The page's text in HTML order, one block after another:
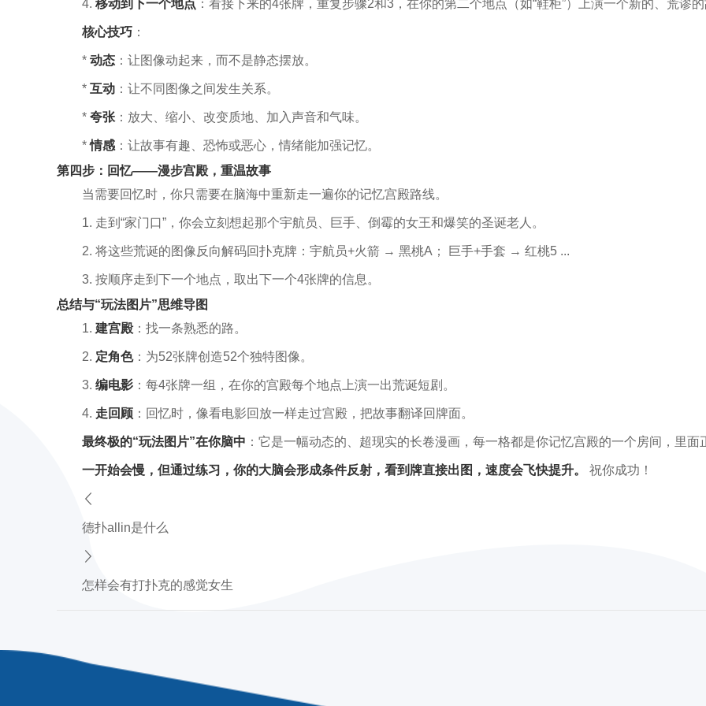
4. 移动到下一个地点 ：看接下来的4张牌，重复步骤2和3，在你的第二个地点（如“鞋柜”）上演一个新的、荒谬
核心技巧 ：
* 动态 ：让图像动起来，而不是静态摆放。
* 互动 ：让不同图像之间发生关系。
* 夸张 ：放大、缩小、改变质地、加入声音和气味。
*情感 ：让故事有趣、恐怖或恶心，情绪能加强记忆。
第四步：回忆——漫步宫殿，重温故事
当需要回忆时，你只需要在脑海中重新走一遍你的记忆宫殿路线。
1. 走到“家门口”，你会立刻想起那个宇航员、巨手、倒霉的女王和爆笑的圣诞老人。
2. 将这些荒诞的图像反向解码回扑克牌：宇航员+火箭 → 黑桃A； 巨手+手套 → 红桃5 ...
3. 按顺序走到下一个地点，取出下一个4张牌的信息。
总结与“玩法图片”思维导图
1. 建宫殿：找一条熟悉的路。
2. 定角色：为52张牌创造52个独特图像。
3. 编电影 ：每4张牌一组，在你的宫殿每个地点上演一出荒诞短剧。
4. 走回顾 ：回忆时，像看电影回放一样走过宫殿，把故事翻译回牌面。
最终极的“玩法图片”在你脑中 ：它是一幅动态的、超现实的长卷漫画，每一格都是你记忆宫殿的一个房间，里
一开始会慢，但通过练习，你的大脑会形成条件反射，看到牌直接出图，速度会飞快提升。 祝你成功！
德扑allin是什么
怎样会有打扑克的感觉女生